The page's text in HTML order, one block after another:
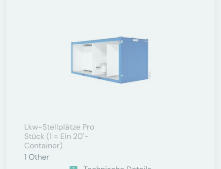
Lkw-Stellplätze Pro
Stück (1 = Ein 20'-
Container)
1 Other